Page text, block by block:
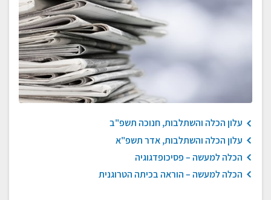
עלון הכלה והשתלבות, חנוכה תשפ"ב
עלון הכלה והשתלבות, אדר תשפ"א
הכלה למעשה – פסיכופדגוגיה
הכלה למעשה – הוראה בכיתה הטרוגנית